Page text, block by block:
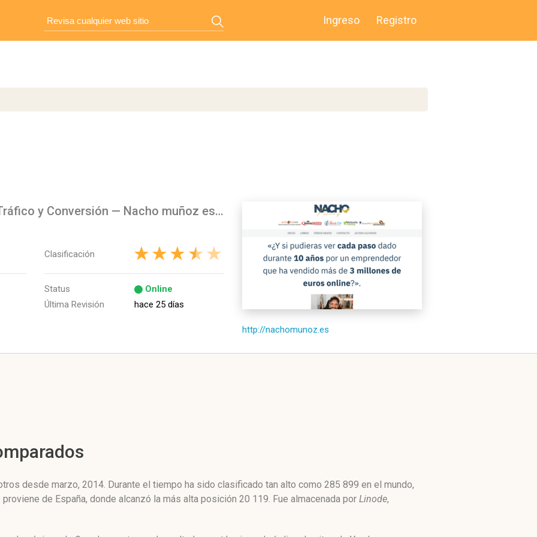
Ingreso Registro
Nacho Muñoz – Marketing, Tráfico y Conversión — Nacho muñoz es el creador de la comunidad ROI de con...
Clasificación
Status
Online
Última Revisión
hace 25 días
http://nachomunoz.es
desde marzo, 2014. Durante el tiempo ha sido clasificado tan alto como 285 899 en el mundo,
de España, donde alcanzó la más alta posición 20 119. Fue almacenada por Linode,